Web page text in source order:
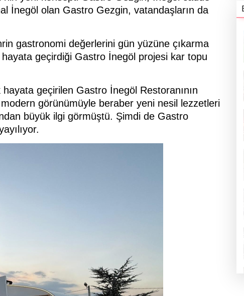
İnegöl olan Gastro Gezgin, vatandaşların da
gastronomi değerlerini gün yüzüne çıkarma
geçirdiği Gastro İnegöl projesi kar topu
geçirilen Gastro İnegöl Restoranının
görünümüyle beraber yeni nesil lezzetleri
büyük ilgi görmüştü. Şimdi de Gastro